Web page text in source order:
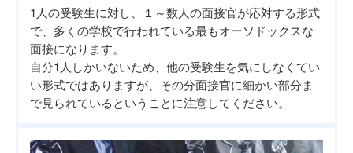
1人の受験生に対し、１～数人の面接官が応対する形式
で、多くの学校で行われている最もオーソドックスな
面接になります。
自分1人しかいないため、他の受験生を気にしなくてい
い形式ではありますが、その分面接官に細かい部分ま
で見られているということに注意してください。